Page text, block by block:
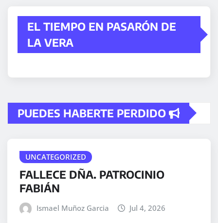
EL TIEMPO EN PASARÓN DE
LA VERA
PUEDES HABERTE PERDIDO
UNCATEGORIZED
FALLECE DÑA. PATROCINIO
FABIÁN
Ismael Muñoz Garcia Jul 4, 2026